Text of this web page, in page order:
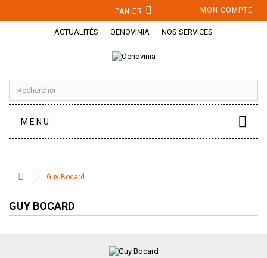
MON COMPTE
PANIER
ACTUALITÉS OENOVINIA NOS SERVICES
MENU
Guy Bocard
GUY BOCARD